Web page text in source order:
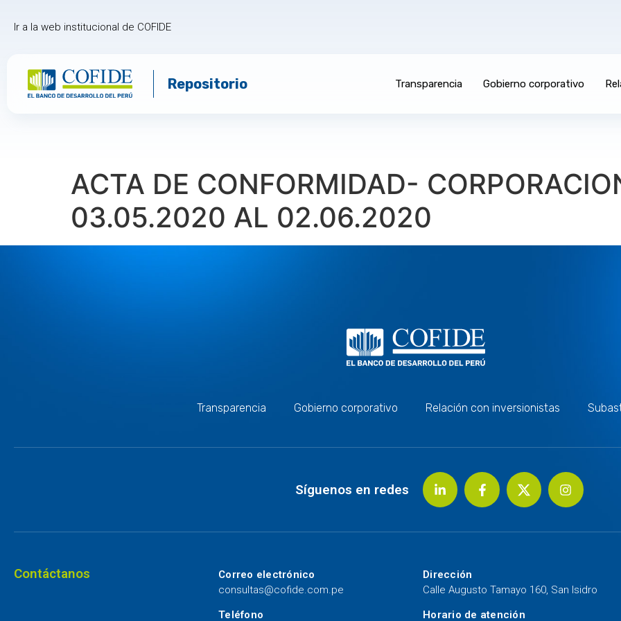
Ir a la web institucional de COFIDE
Repositorio Transparencia Gobierno corporativo
ACTA DE CONFORMIDAD-
03.05.2020 AL 02.06.2020
Transparencia Gobierno corporativo Relación con inversionistas
Síguenos en redes
Contáctanos
Correo electrónico
consultas@cofide.com.pe
Teléfono
Dirección
Calle Augusto Tamayo 160, San Isidro
Horario de atención